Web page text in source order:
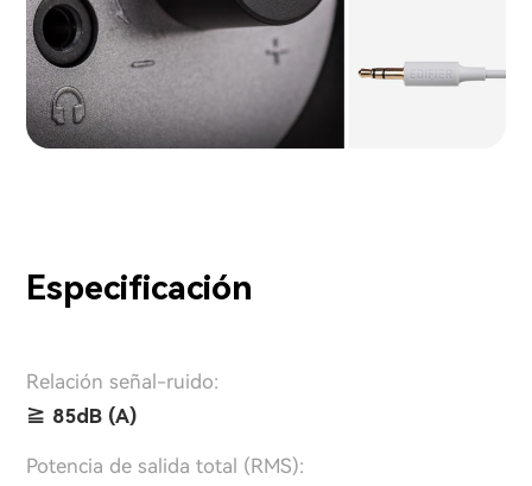
Especificación
Relación señal-ruido:
≧ 85dB (A)
Potencia de salida total (RMS):